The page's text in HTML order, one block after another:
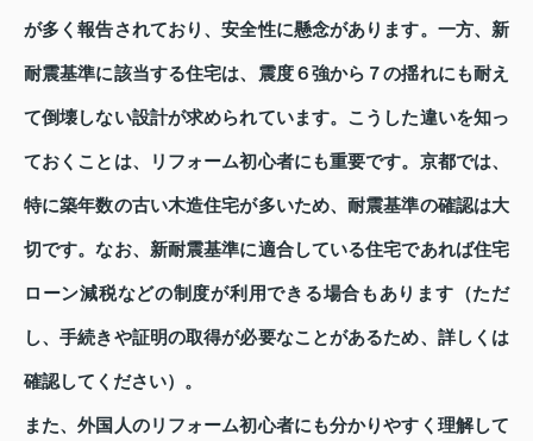
が多く報告されており、安全性に懸念があります。一方、新
耐震基準に該当する住宅は、震度６強から７の揺れにも耐え
て倒壊しない設計が求められています。こうした違いを知っ
ておくことは、リフォーム初心者にも重要です。京都では、
特に築年数の古い木造住宅が多いため、耐震基準の確認は大
切です。なお、新耐震基準に適合している住宅であれば住宅
ローン減税などの制度が利用できる場合もあります（ただ
し、手続きや証明の取得が必要なことがあるため、詳しくは
確認してください）。
また、外国人のリフォーム初心者にも分かりやすく理解して